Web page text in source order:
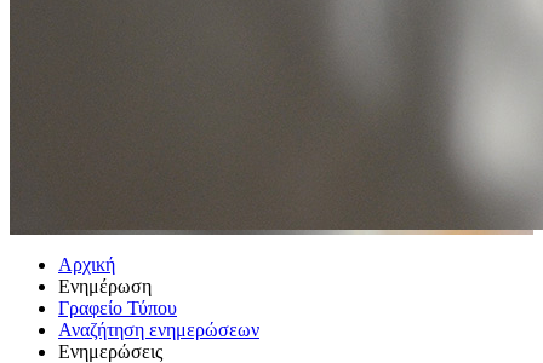
Αρχική
Ενημέρωση
Γραφείο Τύπου
Αναζήτηση ενημερώσεων
Ενημερώσεις